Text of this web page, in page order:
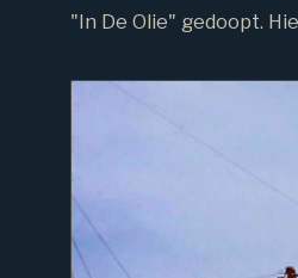
"In De Olie" gedoopt.